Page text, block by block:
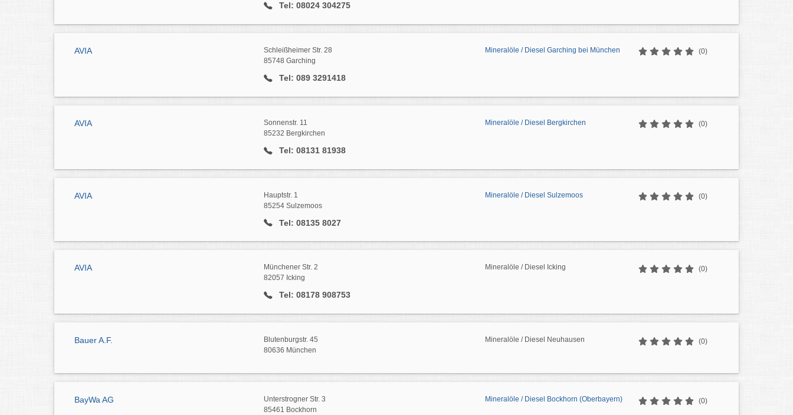
Tel: 08024 304275
AVIA
Schleißheimer Str. 28
85748 Garching
Tel: 089 3291418
Mineralöle / Diesel Garching bei München (0)
AVIA
Sonnenstr. 11
85232 Bergkirchen
Tel: 08131 81938
Mineralöle / Diesel Bergkirchen (0)
AVIA
Hauptstr. 1
85254 Sulzemoos
Tel: 08135 8027
Mineralöle / Diesel Sulzemoos (0)
AVIA
Münchener Str. 2
82057 Icking
Tel: 08178 908753
Mineralöle / Diesel Icking (0)
Bauer A.F.
Blutenburgstr. 45
80636 München
Mineralöle / Diesel Neuhausen (0)
BayWa AG
Unterstrogner Str. 3
85461 Bockhorn
Mineralöle / Diesel Bockhorn (Oberbayern) (0)